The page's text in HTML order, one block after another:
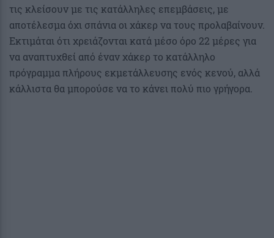
τις κλείσουν με τις κατάλληλες επεμβάσεις, με
αποτέλεσμα όχι σπάνια οι χάκερ να τους προλαβαίνουν.
Εκτιμάται ότι χρειάζονται κατά μέσο όρο 22 μέρες για
να αναπτυχθεί από έναν χάκερ το κατάλληλο
πρόγραμμα πλήρους εκμετάλλευσης ενός κενού, αλλά
κάλλιστα θα μπορούσε να το κάνει πολύ πιο γρήγορα.